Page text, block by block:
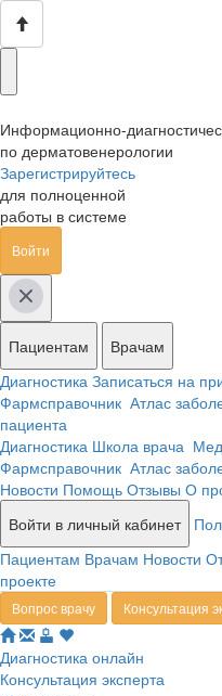
Информационно-
по дерматовенерологии
Зарегистрируйтесь
для полноценной
работы в системе
Войти
Пациентам
Врачам
Диагностика Записаться на
Фармсправочник Атлас
пациента
Диагностика Школа врача
Фармсправочник Атлас
Новости Помощь Отзывы О
Войти в личный кабинет
Пациентам Врачам Новости
проекте
Вопрос врачу Консультация
Диагностика онлайн
Консультация эксперта